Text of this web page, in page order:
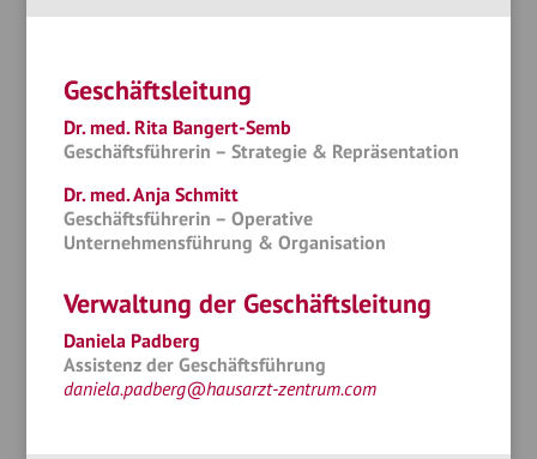
Geschäftsleitung
Dr. med. Rita Bangert-Semb
Geschäftsführerin – Strategie & Repräsentation
Dr. med. Anja Schmitt
Geschäftsführerin – Operative
Unternehmensführung & Organisation
Verwaltung der Geschäftsleitung
Daniela Padberg
Assistenz der Geschäftsführung
daniela.padberg@hausarzt-zentrum.com